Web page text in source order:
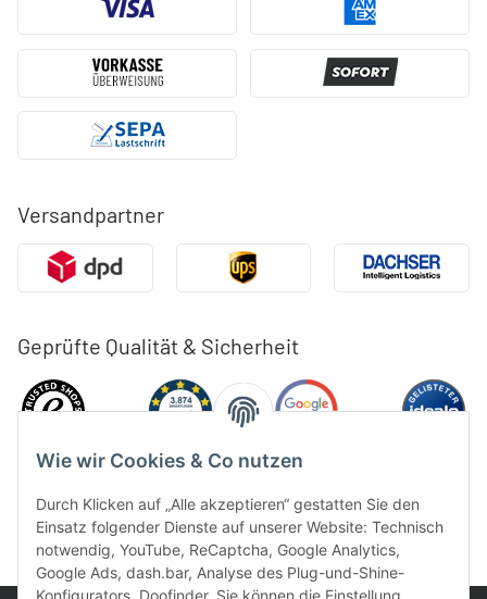
Wie wir Cookies & Co nutzen
Durch Klicken auf „Alle akzeptieren“ gestatten Sie den
Einsatz folgender Dienste auf unserer Website: Technisch
notwendig, YouTube, ReCaptcha, Google Analytics,
Google Ads, dash.bar, Analyse des Plug-und-Shine-
Versandpartner
Geprüfte Qualität & Sicherheit